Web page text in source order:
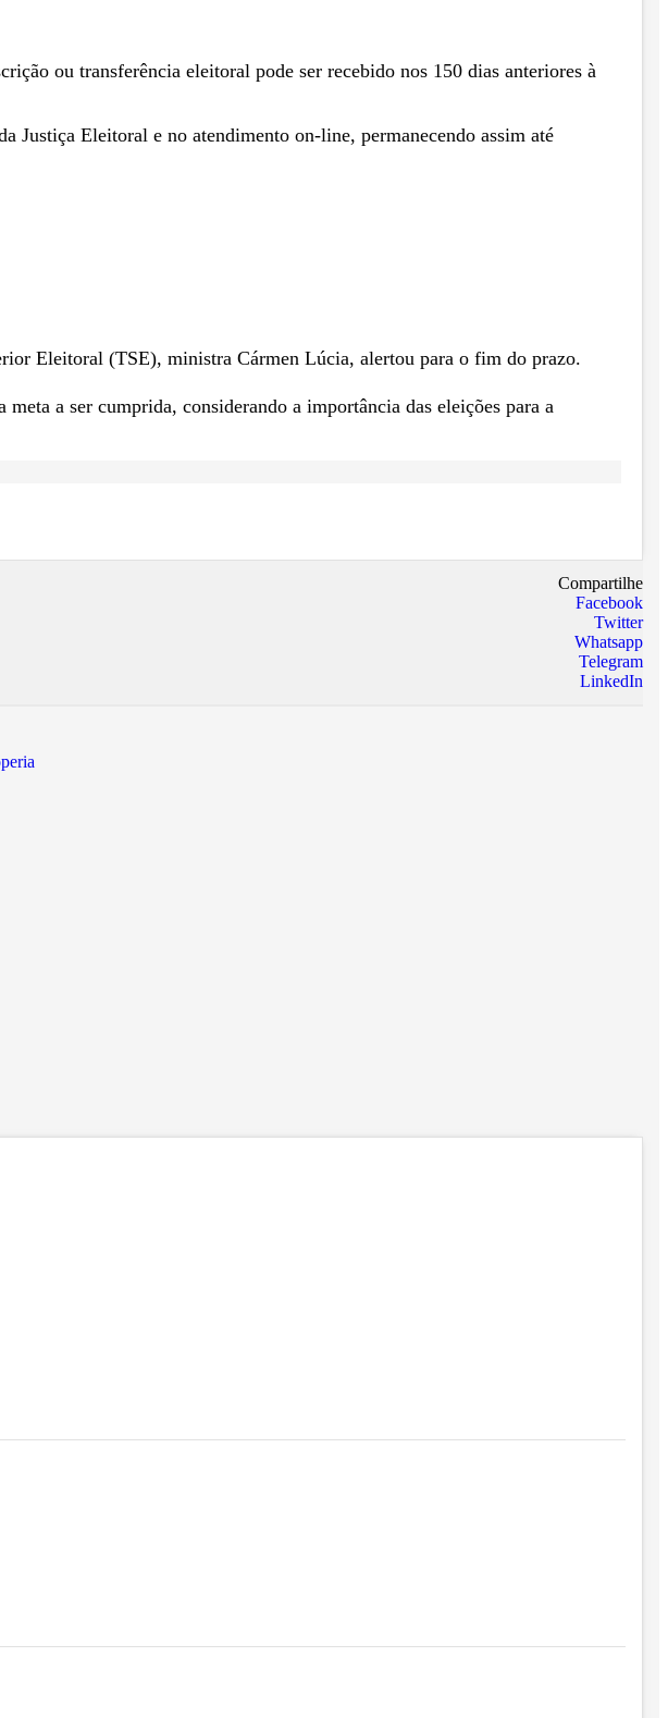
ou transferência eleitoral pode ser recebido nos 150 dias anteriores à
Justiça Eleitoral e no atendimento on-line, permanecendo assim até
Eleitoral (TSE), ministra Cármen Lúcia, alertou para o fim do prazo.
a ser cumprida, considerando a importância das eleições para a
Compartilhe
Facebook
Twitter
Whatsapp
Telegram
LinkedIn